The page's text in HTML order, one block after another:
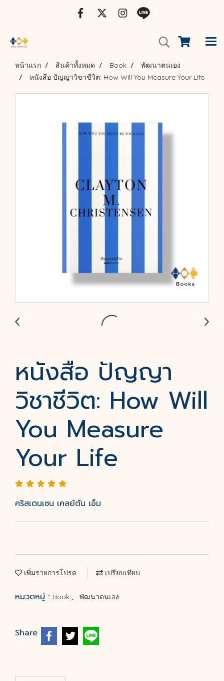
หน้าแรก สินค้าทั้งหมด Book
พัฒนาตนเอง
หนังสือ ปัญญาวิชาชีวิต: How Will You Measure Your Life
หนังสือ ปัญญา
วิชาชีวิต: How Will
You Measure
Your Life
คริสเตนเซน เคลย์ตัน เอ็ม
เพิ่มรายการโปรด เปรียบเทียบ
หมวดหมู่ : Book , พัฒนาตนเอง
Share